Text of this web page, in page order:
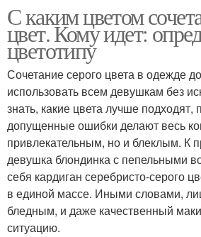
С каким цветом
цвет. Кому идет:
цветотипу
Сочетание серого цвета в одежде
использовать всем девушкам без
знать, какие цвета лучше подходят,
допущенные ошибки делают весь
привлекательным, но и блеклым. К
девушка блондинка с пепельными
себя кардиган серебристо-серого
в единой массе. Иными словами,
бледным, и даже качественный
ситуацию.